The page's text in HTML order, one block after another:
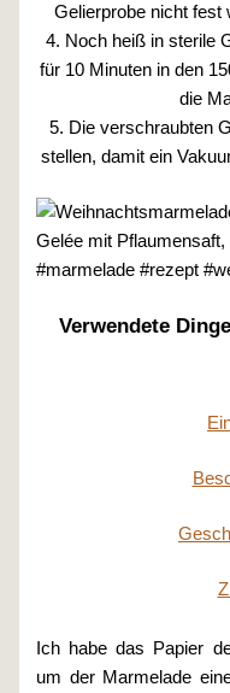
Gelierprobe nicht fest
4. Noch heiß in sterile
für 10 Minuten in den
die
5. Die verschraubten
stellen, damit ein
Verwendete
Ich habe das Papier
um der Marmelade